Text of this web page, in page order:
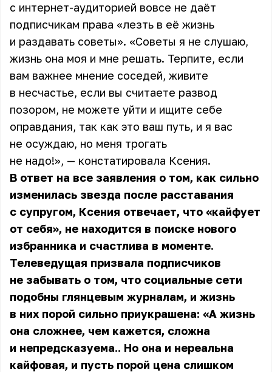
с интернет-аудиторией вовсе не даёт
подписчикам права «лезть в её жизнь
и раздавать советы». «Советы я не слушаю,
жизнь она моя и мне решать. Терпите, если
вам важнее мнение соседей, живите
в несчастье, если вы считаете развод
позором, не можете уйти и ищите себе
оправдания, так как это ваш путь, и я вас
не осуждаю, но меня трогать
не надо!», — констатировала Ксения.
В ответ на все заявления о том, как сильно
изменилась звезда после расставания
с супругом, Ксения отвечает, что «кайфует
от себя», не находится в поиске нового
избранника и счастлива в моменте.
Телеведущая призвала подписчиков
не забывать о том, что социальные сети
подобны глянцевым журналам, и жизнь
в них порой сильно приукрашена: «А жизнь
она сложнее, чем кажется, сложна
и непредсказуема.. Но она и нереальна
кайфовая, и пусть порой цена слишком